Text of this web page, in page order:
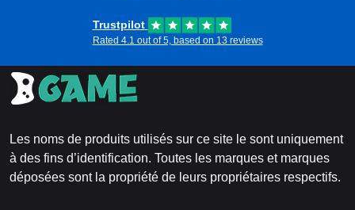
Trustpilot
Rated 4.1 out of 5, based on 13 reviews
Les noms de produits utilisés sur ce site le sont uniquement
à des fins d’identification. Toutes les marques et marques
déposées sont la propriété de leurs propriétaires respectifs.